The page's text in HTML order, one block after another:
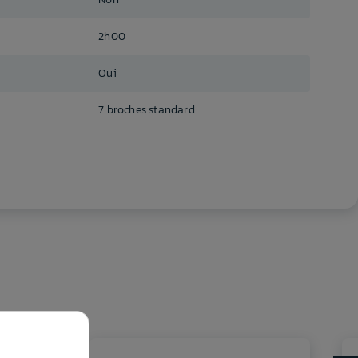
2h00
Oui
7 broches standard